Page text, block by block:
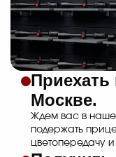
Приехать
Москве.
Ждем вас в
подержать
цветопередачу